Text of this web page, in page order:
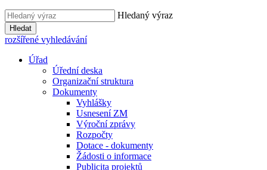
Hledaný výraz
Hledat
rozšířené vyhledávání
Úřad
Úřední deska
Organizační struktura
Dokumenty
Vyhlášky
Usnesení ZM
Výroční zprávy
Rozpočty
Dotace - dokumenty
Žádosti o informace
Publicita projektů